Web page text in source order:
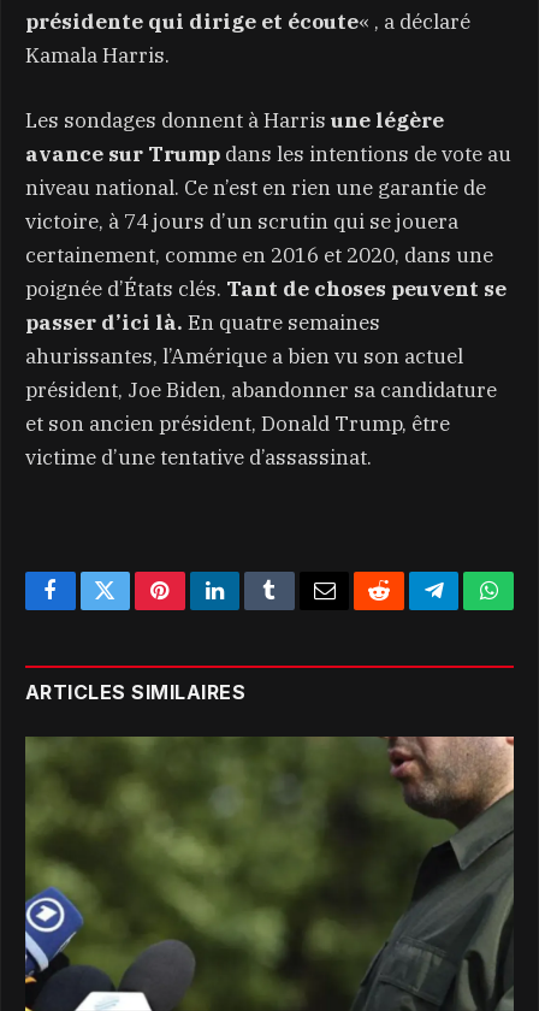
présidente qui dirige et écoute« , a déclaré
Kamala Harris.
Les sondages donnent à Harris une légère
avance sur Trump dans les intentions de vote au
niveau national. Ce n’est en rien une garantie de
victoire, à 74 jours d’un scrutin qui se jouera
certainement, comme en 2016 et 2020, dans une
poignée d’États clés. Tant de choses peuvent se
passer d’ici là. En quatre semaines
ahurissantes, l’Amérique a bien vu son actuel
président, Joe Biden, abandonner sa candidature
et son ancien président, Donald Trump, être
victime d’une tentative d’assassinat.
FacebookTwitterPinterestLinkedInTumblr EmailRedditTelegram
ARTICLES SIMILAIRES